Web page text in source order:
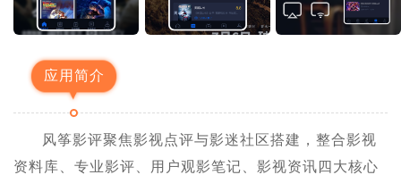
应用简介
风筝影评聚焦影视点评与影迷社区搭建，整合影视
资料库、专业影评、用户观影笔记、影视资讯四大核心